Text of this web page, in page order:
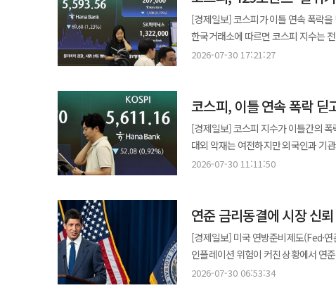
늘었다. 지난달 5대 시중은행(KB국민·
2억8500만달러로 전월보다 약 74% 증가했다. 달러예금도 큰 폭으로 늘었다. 7월 말 5대 은
708억3300만달러로 한 달 새 57억8900
원화 강세가 이어질 가능성에 무게를
1380원 수준으로 예상했다. 다만 미국 연방준비제도(Fed)의 추가 금리 인상 가능성과 미국 증시 대형 기업공개(IPO),
해외주식 투자 확대 등은 환율 반등
상승할 가능성도 제기되고 있다.
동반 하락하는 핵심 요인으로 △SK하
물량 출회 △한국은행 기준금리 추가 인상 기대감 등이 꼽힌다. 지난
달러 규모의 자금을 조달했다. 해당
기업들이 원화 가치가 평년 수준으로
이끌었던 것으로 보인다. 신현송 한
유지해 근원물가 상승을 잡는 것이 합
기대감이 커지며 원화 강세에 힘을 실은 것으로 풀이된다. 미국 연방준비제
부추겼다. 29일(현지시간) 미국 연방
인플레이션 억제 의지를 강조하면서
환율이 다시 오름세로 전환할 잠재적 불안 요인도
사우디아라비아와 오만을 상대로 호
그러나 미국과 이란 갈등이 다시 고조
[경제일보] 코스피가 이틀 연속 폭락을
한국거래소에 따르면 코스피 지수는 전
전장보다 18.53포인트(0.33%) 오른
반도체 대장주도 하락세를 면치 못했
삼성전자는 장중 컨퍼런스콜에서 주
쏟아지며 하락 전환했다. SK하이닉스도 5.64% 급락
변동 현황은 △삼성전자우(-
삼성바이오로직스(3.25%) △삼성전기(-
3명이 0.25%포인트 인상 의견을 냈
높은 수준을 기록했다. 간밤 미국 뉴욕증시 3대 지수도
인도분 브렌트유 선물은 배럴당 7.9%
달러에 거래를 마쳐 물가 불안감을 키웠다. 코스닥 지수는 전 거래일보다 17.90포인트(2.70%) 하락한 644.78
2026-07-30 17:21:27
코스피, 이틀 연속 폭락
[경제일보] 코스피 지수가 이틀간의
대외 악재는 여전하지만 외국인과 기관의 자금
코스피 지수는 전 거래일 대비 18.53
1조773억원 순매도하며 차익 실현에
상승을 이끌고 있다. 국내 증시 대장주 흐름은 엇갈리고 있다. 같은 시간 삼성전자는 전 거래일 대비 0.12% 오른
20만8750원에 거래됐다. SK하이닉스는 3.21% 하
다소 부정적인 요인으로 작용할 것으
연방준비제도(Fed)는 기준금리를 연
2026-07-30 11:11:50
연준 금리동결에 시장 신
[경제일보] 미국 연방준비제도(Fed·
인플레이션 위험이 커진 상황에서 연
급락했다. 29일(현지시간) 뉴욕증시에서 다우존스30산업평균지수는 전장보다 1153.18포인트(2.19%) 하락한
2026-07-30 06:53:34